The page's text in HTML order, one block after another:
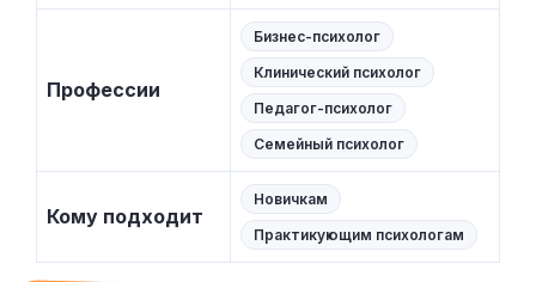
Профессии
Бизнес-психолог
Клинический психолог
Педагог-психолог
Семейный психолог
Кому подходит
Новичкам
Практикующим психологам